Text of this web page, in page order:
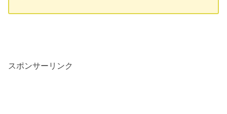
スポンサーリンク